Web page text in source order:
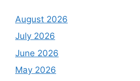
August 2026
July 2026
June 2026
May 2026